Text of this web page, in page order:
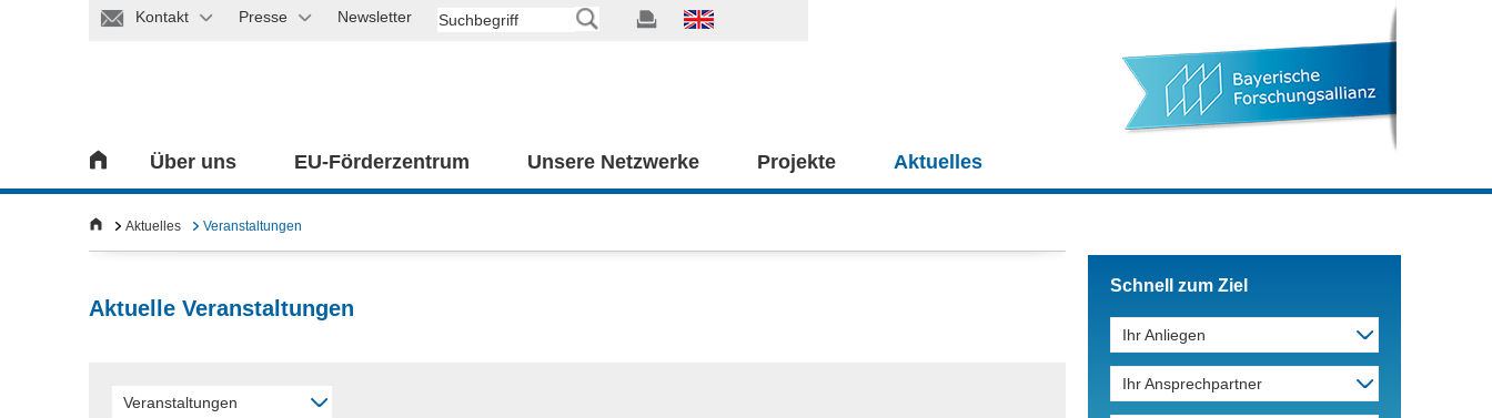
Kontakt Presse Newsletter
Über uns EU-Förderzentrum Unsere Netzwerke Projekte Aktuelles
Aktuelles Veranstaltungen
Aktuelle Veranstaltungen
Veranstaltungen
Schnell zum Ziel
Ihr Anliegen
Ihr Ansprechpartner